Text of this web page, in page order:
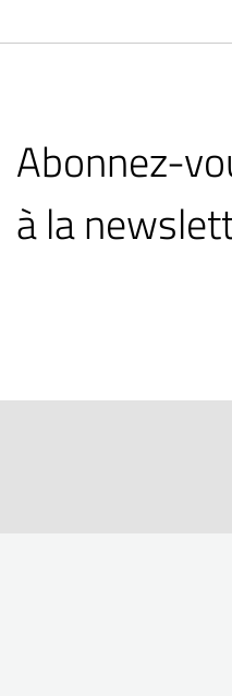
Abonnez-
à la